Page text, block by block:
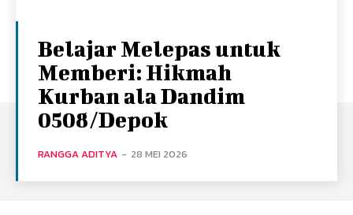
Belajar Melepas untuk
Memberi: Hikmah
Kurban ala Dandim
0508/Depok
RANGGA ADITYA - 28 MEI 2026